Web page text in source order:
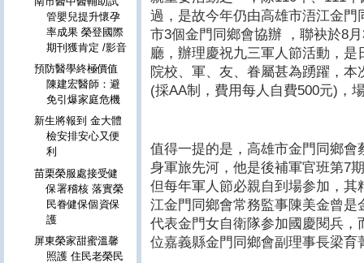
過，是故今年仍由高雄市浯江金
市3個金門同鄉會協辦 ，聯袂於8
廳，辦理慶祝九三軍人節活動，
院校、軍、友、眷屬甚為踴躍，
(採AA制，費用每人自費500元)，
值得一提的是，高雄市金門同鄉
身軍旅先河，他是後補軍官班第7
但每年軍人節必親自到場参加，
江金門同鄉會常務監事陳美金曾
代表金門女自衛隊参加國慶閱兵
位嘉義縣金門同鄉會副理事長梁
管嬰兒提升懷孕
率成果 榮登國際
期刊獲肯定 /影音
預防醫學終極價值
陳建宏醫師：避
免引爆家庭危機
新生將報到 金大體
檢安排安心又便
利
苗栗榮服處接受健
保署稽核 落實榮
民眷健保個資保
護
屏東榮家甜蜜溫馨
照護 住民老榮民